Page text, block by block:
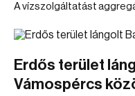
A vízszolgáltatást
Erdős terület
Vámospércs